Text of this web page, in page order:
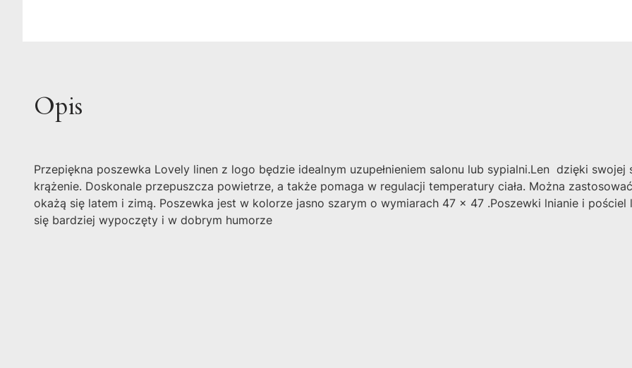
Opis
Przepiękna poszewka Lovely linen z logo będzie idealnym uzupełnieniem salonu lub sypialni.Len dzięki
krążenie. Doskonale przepuszcza powietrze, a także pomaga w regulacji temperatury ciała. Można
okażą się latem i zimą. Poszewka jest w kolorze jasno szarym o wymiarach 47 x 47 .Poszewki lnianie i
się bardziej wypoczęty i w dobrym humorze